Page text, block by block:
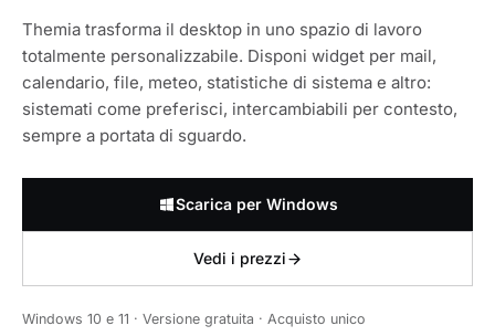
Themia trasforma il desktop in uno spazio di lavoro
totalmente personalizzabile. Disponi widget per mail,
calendario, file, meteo, statistiche di sistema e altro:
sistemati come preferisci, intercambiabili per contesto,
sempre a portata di sguardo.
Scarica per Windows
Vedi i prezzi
Windows 10 e 11 · Versione gratuita · Acquisto unico